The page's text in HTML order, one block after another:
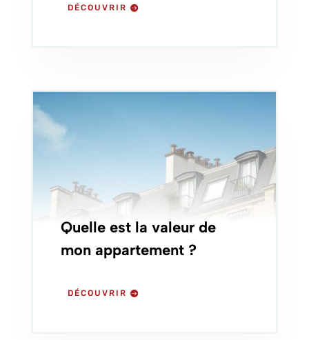
DÉCOUVRIR
Quelle est la valeur de
mon appartement ?
DÉCOUVRIR